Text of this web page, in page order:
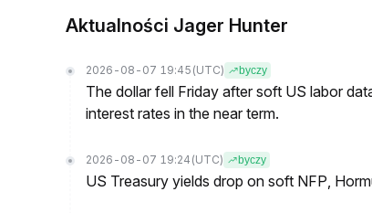
Aktualności Jager Hunter
2026-08-07 19:45 (UTC) byczy
The dollar fell Friday after soft US labor
interest rates in the near term.
2026-08-07 19:24 (UTC) byczy
US Treasury yields drop on soft NFP,